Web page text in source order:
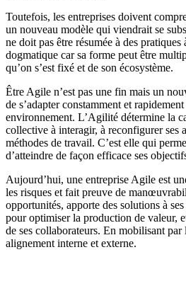
Toutefois, les entreprises doivent
un nouveau modèle qui viendrait se
ne doit pas être résumée à des
dogmatique car sa forme peut être
qu’on s’est fixé et de son écosystème.
Être Agile n’est pas une fin mais un
de s’adapter constamment et
environnement. L’Agilité détermine la
collective à interagir, à reconfigurer ses
méthodes de travail. C’est elle qui
d’atteindre de façon efficace ses
Aujourd’hui, une entreprise Agile est
les risques et fait preuve de
opportunités, apporte des solutions à
pour optimiser la production de valeur,
de ses collaborateurs. En mobilisant par
alignement interne et externe.